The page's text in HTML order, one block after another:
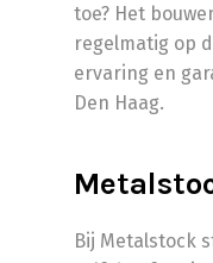
toe? Het
regelmatig op
ervaring en
Den Haag.
Bij Metalstock